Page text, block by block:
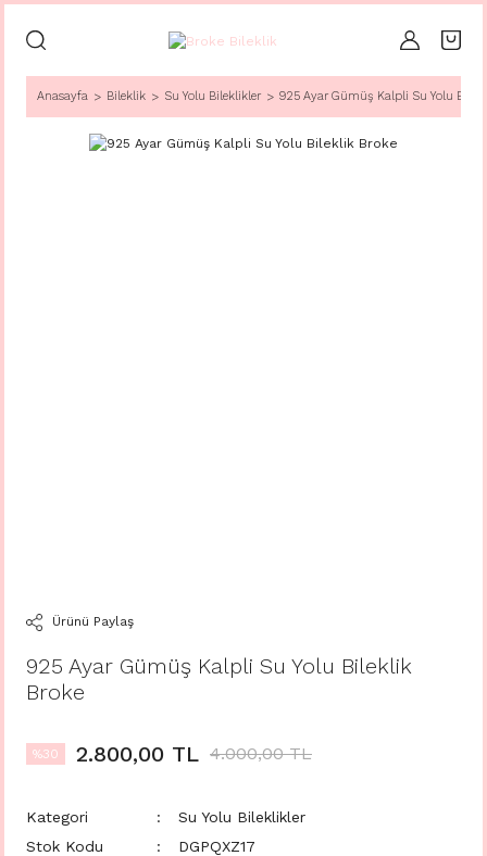
Anasayfa Bileklik Su Yolu Bileklikler 925 Ayar Gümüş Kalpli Su Yolu
Ürünü Paylaş
925 Ayar Gümüş Kalpli Su Yolu Bileklik
Broke
%30 2.800,00 TL 4.000,00 TL
Kategori
Su Yolu Bileklikler
Stok Kodu
DGPQXZ17